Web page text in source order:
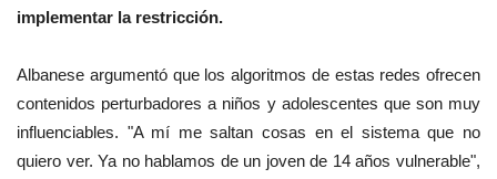
implementar la restricción.
Albanese argumentó que los algoritmos de estas redes ofrecen
contenidos perturbadores a niños y adolescentes que son muy
influenciables. "A mí me saltan cosas en el sistema que no
quiero ver. Ya no hablamos de un joven de 14 años vulnerable",